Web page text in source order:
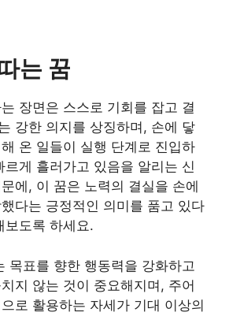
는 꿈
장면은 스스로 기회를 잡고 결
강한 의지를 상징하며, 손에 닿
온 일들이 실행 단계로 진입하
르게 흘러가고 있음을 알리는 신
에, 이 꿈은 노력의 결실을 손에
다는 긍정적인 의미를 품고 있다
보도록 하세요.
목표를 향한 행동력을 강화하고
지 않는 것이 중요해지며, 주어
로 활용하는 자세가 기대 이상의